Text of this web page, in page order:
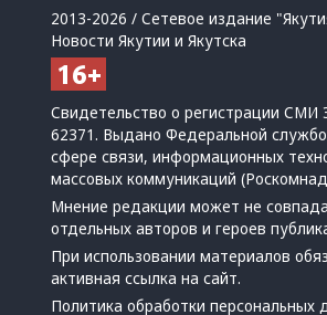
2013-2026 / Сетевое издание
Новости Якутии и Якутска
Свидетельство о регистрации
62371. Выдано Федеральной
сфере связи, информационных
массовых коммуникаций
Мнение редакции может не
отдельных авторов и героев
При использовании материалов
активная ссылка на сайт.
Политика обработки персональных